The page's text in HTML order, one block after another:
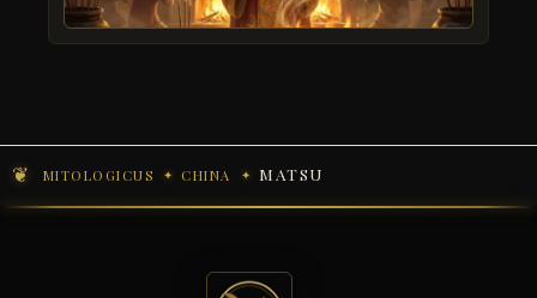
MITOLOGICUS CHINA MATSU